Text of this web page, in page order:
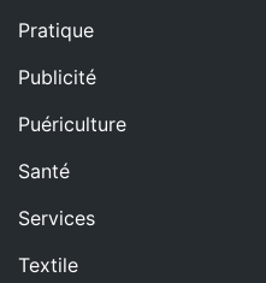
Pratique
Publicité
Puériculture
Santé
Services
Textile